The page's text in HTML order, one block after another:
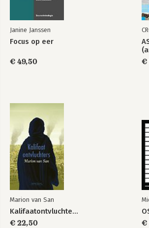
Janine Janssen
Focus op eer
€ 49,50
€
Marion van San
Kalifaatontvluchters
€ 22,50
€